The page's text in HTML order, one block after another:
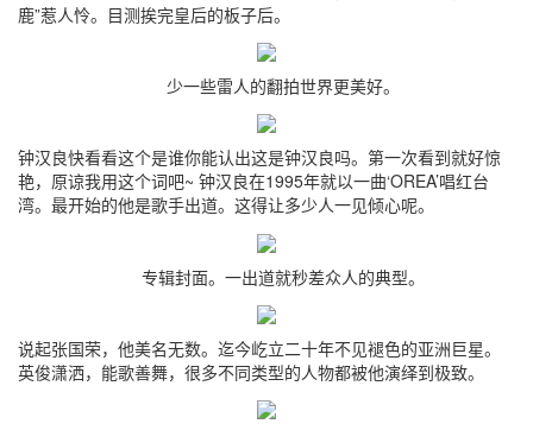
鹿”惹人怜。目测挨完皇后的板子后。
少一些雷人的翻拍世界更美好。
钟汉良快看看这个是谁你能认出这是钟汉良吗。第一次看到就好惊
艳，原谅我用这个词吧~ 钟汉良在1995年就以一曲‘OREA’唱红台
湾。最开始的他是歌手出道。这得让多少人一见倾心呢。
专辑封面。一出道就秒差众人的典型。
说起张国荣，他美名无数。迄今屹立二十年不见褪色的亚洲巨星。
英俊潇洒，能歌善舞，很多不同类型的人物都被他演绎到极致。